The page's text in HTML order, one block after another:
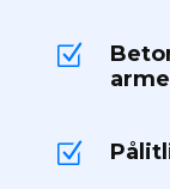
Z
Z